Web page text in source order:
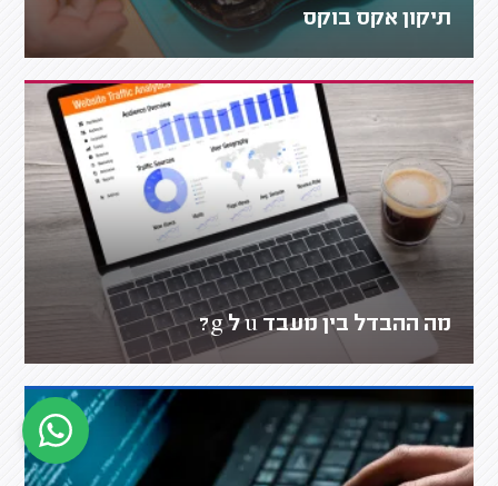
תיקון אקס בוקס
מה ההבדל בין מעבד u ל g?